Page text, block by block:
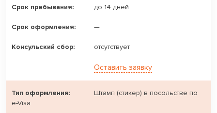
до 14 дней
—
отсутствует
Оставить заявку
Штамп (стикер) в посольстве по
e-Visa